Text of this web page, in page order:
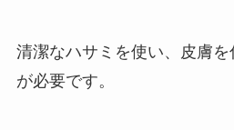
清潔なハサミを使い、皮膚
が必要です。